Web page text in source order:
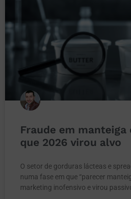
Fraude em manteiga
que 2026 virou alvo
O setor de gorduras lácteas e
numa fase em que “parecer
marketing inofensivo e virou